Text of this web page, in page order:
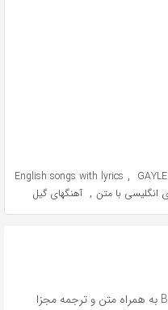
English songs with lyrics , GAYLE
انگلیسی با متن , آهنگهای گیل